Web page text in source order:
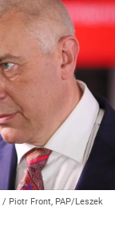
/ Piotr Front, PAP/Leszek